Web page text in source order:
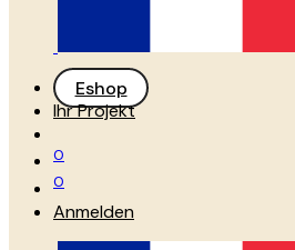
Eshop
Ihr Projekt
0
0
Anmelden